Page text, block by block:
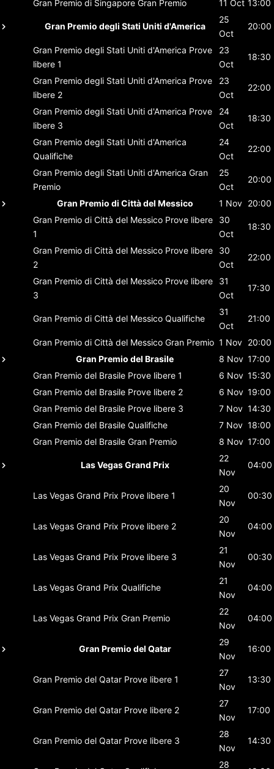
Gran Premio di Singapore Gran Premio 11 Oct 13:00
Gran Premio degli Stati Uniti d'America
25
Oct
20:00
Gran Premio degli Stati Uniti d'America Prove
libere 1
23
Oct
18:30
Gran Premio degli Stati Uniti d'America Prove
libere 2
23
Oct
22:00
Gran Premio degli Stati Uniti d'America Prove
libere 3
24
Oct
18:30
Gran Premio degli Stati Uniti d'America
Qualifiche
24
Oct
22:00
Gran Premio degli Stati Uniti d'America Gran
Premio
25
Oct
20:00
Gran Premio di Città del Messico 1 Nov 20:00
Gran Premio di Città del Messico Prove libere
1
30
Oct
18:30
Gran Premio di Città del Messico Prove libere
2
30
Oct
22:00
Gran Premio di Città del Messico Prove libere
3
31
Oct
17:30
Gran Premio di Città del Messico Qualifiche
31
Oct
21:00
Gran Premio di Città del Messico Gran Premio 1 Nov 20:00
Gran Premio del Brasile
8 Nov 17:00
Gran Premio del Brasile Prove libere 1 6 Nov 15:30
Gran Premio del Brasile Prove libere 2 6 Nov 19:00
Gran Premio del Brasile Prove libere 3 7 Nov 14:30
Gran Premio del Brasile Qualifiche 7 Nov 18:00
Gran Premio del Brasile Gran Premio 8 Nov 17:00
Las Vegas Grand Prix
22
Nov
04:00
Las Vegas Grand Prix Prove libere 1
20
Nov
00:30
Las Vegas Grand Prix Prove libere 2
20
Nov
04:00
Las Vegas Grand Prix Prove libere 3
21
Nov
00:30
Las Vegas Grand Prix Qualifiche
21
Nov
04:00
Las Vegas Grand Prix Gran Premio
22
Nov
04:00
Gran Premio del Qatar
29
Nov
16:00
Gran Premio del Qatar Prove libere 1
27
Nov
13:30
Gran Premio del Qatar Prove libere 2
27
Nov
17:00
Gran Premio del Qatar Prove libere 3
28
Nov
14:30
28